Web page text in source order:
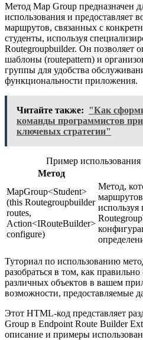
Метод Map Group предназначен
использования и предоставляет
маршрутов, связанных с
студенты, используя
Routegroupbuilder. Он позволяет
шаблоны (routepattern) и
группы для удобства
функциональности приложения.
Читайте также: "Как
команды программистов
ключевых стратегии"
Пример использования
Метод
MapGroup<Student>
(this Routegroupbuilder
routes,
Action<IRouteBuilder>
configure)
Метод,
маршрутов
используя
Туториал по использованию
разобраться в том, как
различных объектов в вашем
возможности, предоставляемые
Этот HTML-код представляет
Group в Endpoint Route Builder
описание и примеры